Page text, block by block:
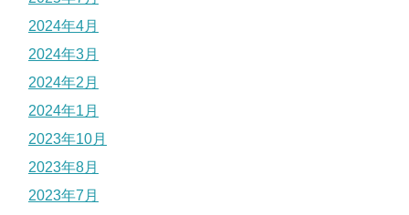
2024年4月
2024年3月
2024年2月
2024年1月
2023年10月
2023年8月
2023年7月